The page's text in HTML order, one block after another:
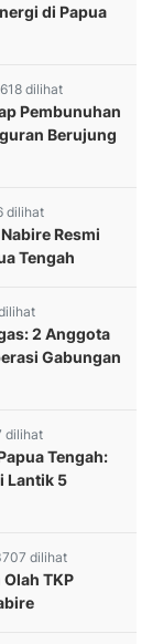
di Papua
dilihat
Pembunuhan
Berujung
dilihat
Resmi
Tengah
2 Anggota
Gabungan
dilihat
Tengah:
Lantik 5
dilihat
TKP